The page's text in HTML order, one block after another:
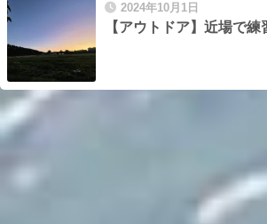
2024年10月1日
【アウトドア】近場で練